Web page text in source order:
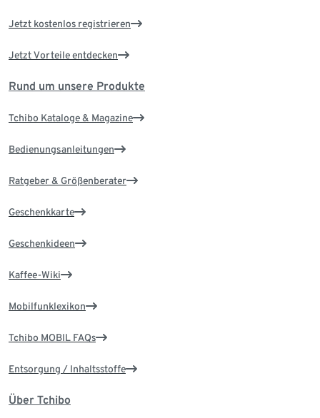
Jetzt kostenlos registrieren
Jetzt Vorteile entdecken
Rund um unsere Produkte
Tchibo Kataloge & Magazine
Bedienungsanleitungen
Ratgeber & Größenberater
Geschenkkarte
Geschenkideen
Kaffee-Wiki
Mobilfunklexikon
Tchibo MOBIL FAQs
Entsorgung / Inhaltsstoffe
Über Tchibo